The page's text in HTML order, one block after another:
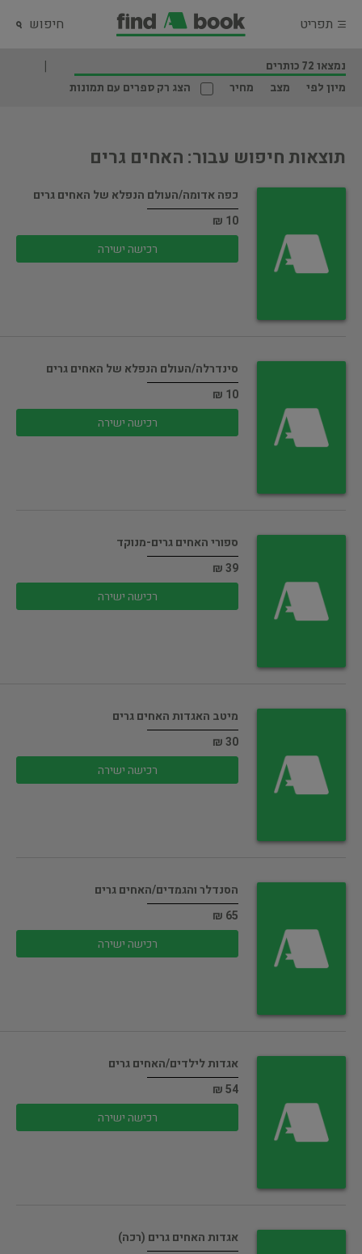
תפריט חיפוש
נמצאו 72 כותרים
מיון לפי
מצב מחיר הצג רק ספרים עם תמונות
תוצאות חיפוש עבור: האחים גרים
כפה אדומה/העולם הנפלא של האחים גרים
10 ₪
רכישה ישירה
סינדרלה/העולם הנפלא של האחים גרים
10 ₪
רכישה ישירה
ספורי האחים גרים-מנוקד
39 ₪
רכישה ישירה
מיטב האגדות האחים גרים
30 ₪
רכישה ישירה
הסנדלר והגמדים/האחים גרים
65 ₪
רכישה ישירה
אגדות לילדים/האחים גרים
54 ₪
רכישה ישירה
אגדות האחים גרים (רכה)